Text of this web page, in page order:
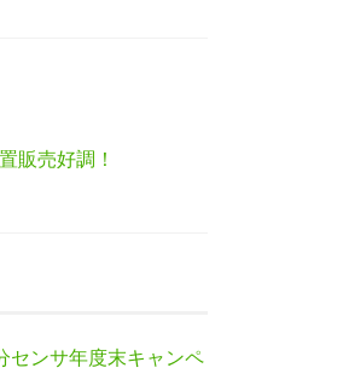
販売好調！
センサ年度末キャンペ